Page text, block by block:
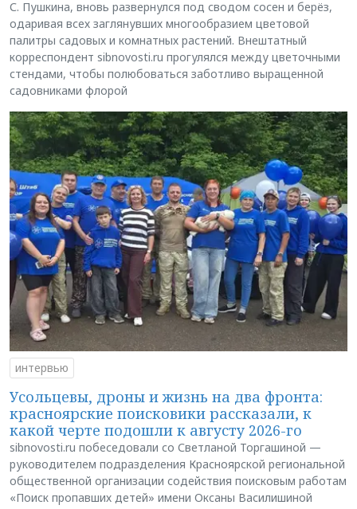
С. Пушкина, вновь развернулся под сводом сосен и берёз,
одаривая всех заглянувших многообразием цветовой
палитры садовых и комнатных растений. Внештатный
корреспондент sibnovosti.ru прогулялся между цветочными
стендами, чтобы полюбоваться заботливо выращенной
садовниками флорой
интервью
Усольцевы, дроны и жизнь на два фронта:
красноярские поисковики рассказали, к
какой черте подошли к августу 2026-го
sibnovosti.ru побеседовали со Светланой Торгашиной —
руководителем подразделения Красноярской региональной
общественной организации содействия поисковым работам
«Поиск пропавших детей» имени Оксаны Василишиной